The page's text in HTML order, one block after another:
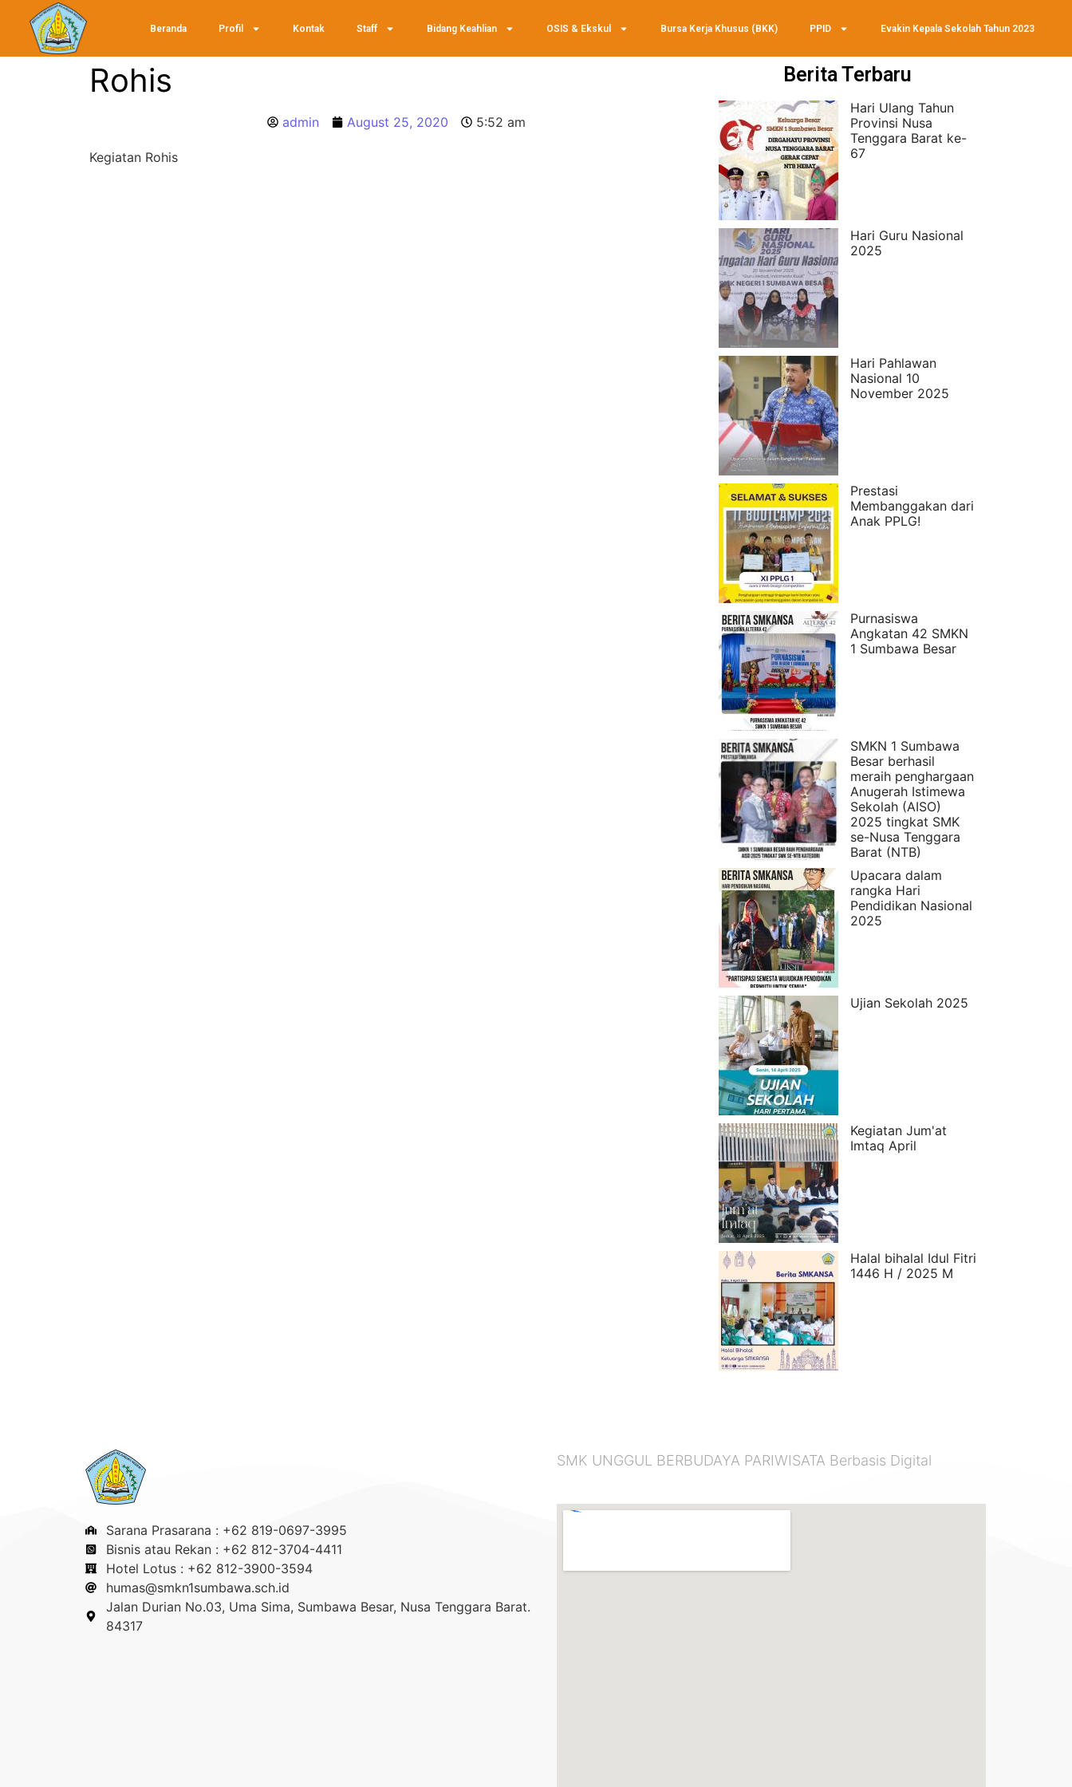
Beranda Profil Kontak Staff Bidang Keahlian OSIS & Ekskul Bursa Kerja Khusus (BKK) PPID Evakin Kepala Sekolah Tahun 2023
Rohis
admin August 25, 2020 5:52 am
Kegiatan Rohis
Berita Terbaru
Hari Ulang Tahun
Provinsi Nusa
Tenggara Barat ke-
67
Hari Guru Nasional
2025
Hari Pahlawan
Nasional 10
November 2025
Prestasi
Membanggakan dari
Anak PPLG!
Purnasiswa
Angkatan 42 SMKN
1 Sumbawa Besar
SMKN 1 Sumbawa
Besar berhasil
meraih penghargaan
Anugerah Istimewa
Sekolah (AISO)
2025 tingkat SMK
se-Nusa Tenggara
Barat (NTB)
Upacara dalam
rangka Hari
Pendidikan Nasional
2025
Ujian Sekolah 2025
Kegiatan Jum'at
Imtaq April
Halal bihalal Idul Fitri
1446 H / 2025 M
Sarana Prasarana : +62 819-0697-3995
Bisnis atau Rekan : +62 812-3704-4411
Hotel Lotus : +62 812-3900-3594
humas@smkn1sumbawa.sch.id
Jalan Durian No.03, Uma Sima, Sumbawa Besar, Nusa Tenggara Barat.
84317
SMK UNGGUL BERBUDAYA PARIWISATA Berbasis Digital